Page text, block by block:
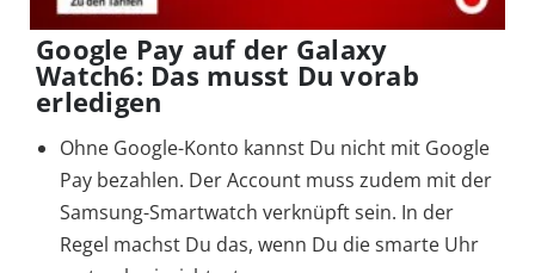
Google Pay auf der Galaxy
Watch6: Das musst Du vorab
erledigen
Ohne Google-Konto kannst Du nicht mit Google
Pay bezahlen. Der Account muss zudem mit der
Samsung-Smartwatch verknüpft sein. In der
Regel machst Du das, wenn Du die smarte Uhr